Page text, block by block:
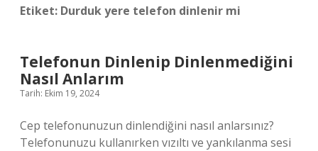
Etiket: Durduk yere telefon dinlenir mi
Telefonun Dinlenip Dinlenmediğini
Nasıl Anlarım
Tarih: Ekim 19, 2024
Cep telefonunuzun dinlendiğini nasıl anlarsınız?
Telefonunuzu kullanırken vızıltı ve yankılanma sesi